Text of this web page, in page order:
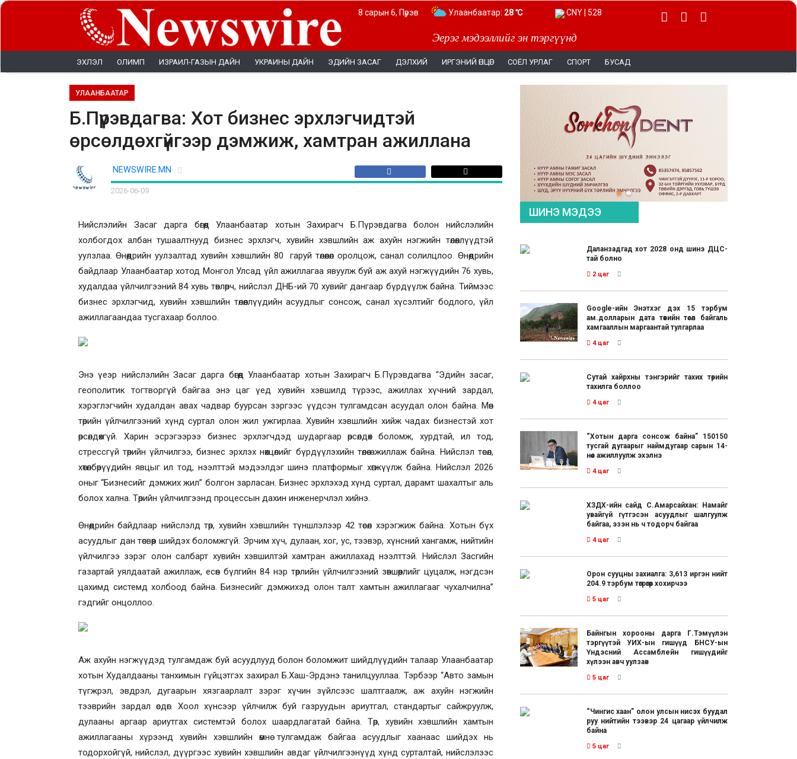
Эерэг мэдээллийг эн тэргүүнд
8 сарын 6, Пүрэв Улаанбаатар: 28 ℃ CNY | 528
ЭХЛЭЛ ОЛИМП ИЗРАИЛ-ГАЗЫН ДАЙН УКРАИНЫ ДАЙН ЭДИЙН ЗАСАГ ДЭЛХИЙ ИРГЭНИЙ ӨНЦӨГ СОЁЛ УРЛАГ СПОРТ БУСАД
УЛААНБААТАР
Б.Пүрэвдагва: Хот бизнес эрхлэгчидтэй
өрсөлдөхгүйгээр дэмжиж, хамтран ажиллана
NEWSWIRE.MN
2026-06-09
Нийслэлийн Засаг дарга бөгөөд Улаанбаатар хотын Захирагч Б.Пүрэвдагва болон нийслэлийн
холбогдох албан тушаалтнууд бизнес эрхлэгч, хувийн хэвшлийн аж ахуйн нэгжийн төлөөллүүдтэй
уулзлаа. Өнөөдрийн уулзалтад хувийн хэвшлийн 80 гаруй төлөөлөл оролцож, санал солилцлоо. Өнөөдрийн
байдлаар Улаанбаатар хотод Монгол Улсад үйл ажиллагаа явуулж буй аж ахуй нэгжүүдийн 76 хувь,
худалдаа үйлчилгээний 84 хувь төвлөрч, нийслэл ДНБ-ий 70 хувийг дангаар бүрдүүлж байна. Тиймээс
бизнес эрхлэгчид, хувийн хэвшлийн төлөөллүүдийн асуудлыг сонсож, санал хүсэлтийг бодлого, үйл
ажиллагаандаа тусгахаар боллоо.
Энэ үеэр нийслэлийн Засаг дарга бөгөөд Улаанбаатар хотын Захирагч Б.Пүрэвдагва “Эдийн засаг,
геополитик тогтворгүй байгаа энэ цаг үед хувийн хэвшилд түрээс, ажиллах хүчний зардал,
хэрэглэгчийн худалдан авах чадвар буурсан зэргээс үүдсэн тулгамдсан асуудал олон байна. Мөн
төрийн үйлчилгээний хүнд суртал олон жил ужгирлаа. Хувийн хэвшлийн хийж чадах бизнестэй хот
өрсөлдөхгүй. Харин эсрэгээрээ бизнес эрхлэгчдэд шударгаар өрсөлдөх боломж, хурдтай, ил тод,
стрессгүй төрийн үйлчилгээ, бизнес эрхлэх нөхцөлийг бүрдүүлэхийн төлөө ажиллаж байна. Нийслэл төсөл,
хөтөлбөрүүдийн явцыг ил тод, нээлттэй мэдээлдэг шинэ платформыг хөгжүүлж байна. Нийслэл 2026
оныг “Бизнесийг дэмжих жил” болгон зарласан. Бизнес эрхлэхэд хүнд суртал, дарамт шахалтыг аль
болох хална. Төрийн үйлчилгээнд процессын дахин инженерчлэл хийнэ.
Өнөөдрийн байдлаар нийслэлд төр, хувийн хэвшлийн түншлэлээр 42 төсөл хэрэгжиж байна. Хотын бүх
асуудлыг дан төсвөөр шийдэх боломжгүй. Эрчим хүч, дулаан, хог, ус, тээвэр, хүнсний хангамж, нийтийн
үйлчилгээ зэрэг олон салбарт хувийн хэвшилтэй хамтран ажиллахад нээлттэй. Нийслэл Засгийн
газартай уялдаатай ажиллаж, есөн бүлгийн 84 нэр төрлийн үйлчилгээний зөвшөөрлийг цуцалж, нэгдсэн
цахимд системд холбоод байна. Бизнесийг дэмжихэд олон талт хамтын ажиллагааг чухалчилна”
гэдгийг онцоллоо.
Аж ахуйн нэгжүүдэд тулгамдаж буй асуудлууд болон боломжит шийдлүүдийн талаар Улаанбаатар
хотын Худалдааны танхимын гүйцэтгэх захирал Б.Хаш-Эрдэнэ танилцууллаа. Тэрбээр “Авто замын
түгжрэл, эвдрэл, дугаарын хязгаарлалт зэрэг хүчин зүйлсээс шалтгаалж, аж ахуйн нэгжийн
тээврийн зардал өсдөг. Хоол хүнсээр үйлчилж буй газруудын ариутгал, стандартыг сайжруулж,
дулааны аргаар ариутгах системтэй болох шаардлагатай байна. Төр, хувийн хэвшлийн хамтын
ажиллагааны хүрээнд хувийн хэвшлийн өмнө тулгамдаж байгаа асуудлыг хаанаас шийдэх нь
тодорхойгүй, нийслэл, дүүргээс хувийн хэвшлийн авдаг үйлчилгээнүүд хүнд сурталтай, нийслэлээс
ШИНЭ МЭДЭЭ
Даланзадгад хот 2028 онд шинэ ДЦС-
тай болно
2 цаг
Google-ийн Энэтхэг дэх 15 тэрбум
ам.долларын дата төвийн төсөл байгаль
хамгааллын маргаантай тулгарлаа
4 цаг
Сутай хайрхны тэнгэрийг тахих төрийн
тахилга боллоо
4 цаг
“Хотын дарга сонсож байна” 150150
тусгай дугаарыг наймдугаар сарын 14-
нөөс ажиллуулж эхэлнэ
4 цаг
ХЗДХ-ийн сайд С.Амарсайхан: Намайг
увайгүй гүтгэсэн асуудлыг шалгуулж
байгаа, эзэн нь ч тодорч байгаа
4 цаг
Орон сууцны захиалга: 3,613 иргэн нийт
204.9 тэрбум төгрөгөөр хохирчээ
5 цаг
Байнгын хорооны дарга Г.Тэмүүлэн
тэргүүтэй УИХ-ын гишүүд БНСУ-ын
Үндэсний Ассамблейн гишүүдийг
хүлээн авч уулзав
5 цаг
“Чингис хаан” олон улсын нисэх буудал
руу нийтийн тээвэр 24 цагаар үйлчилж
байна
5 цаг